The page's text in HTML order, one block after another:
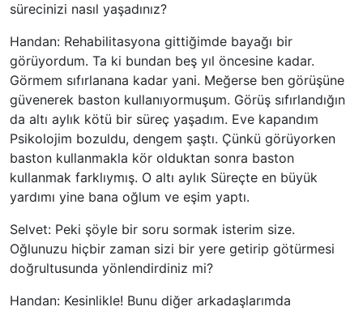
sürecinizi nasıl yaşadınız?
Handan: Rehabilitasyona gittiğimde bayağı bir
görüyordum. Ta ki bundan beş yıl öncesine kadar.
Görmem sıfırlanana kadar yani. Meğerse ben görüşüne
güvenerek baston kullanıyormuşum. Görüş sıfırlandığın
da altı aylık kötü bir süreç yaşadım. Eve kapandım
Psikolojim bozuldu, dengem şaştı. Çünkü görüyorken
baston kullanmakla kör olduktan sonra baston
kullanmak farklıymış. O altı aylık Süreçte en büyük
yardımı yine bana oğlum ve eşim yaptı.
Selvet: Peki şöyle bir soru sormak isterim size.
Oğlunuzu hiçbir zaman sizi bir yere getirip götürmesi
doğrultusunda yönlendirdiniz mi?
Handan: Kesinlikle! Bunu diğer arkadaşlarımda